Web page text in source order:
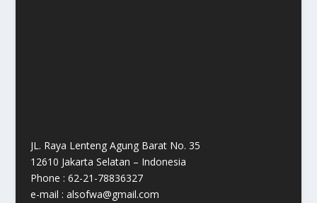
JL. Raya Lenteng Agung Barat No. 35
12610 Jakarta Selatan – Indonesia
Phone : 62-21-78836327
e-mail : alsofwa@gmail.com